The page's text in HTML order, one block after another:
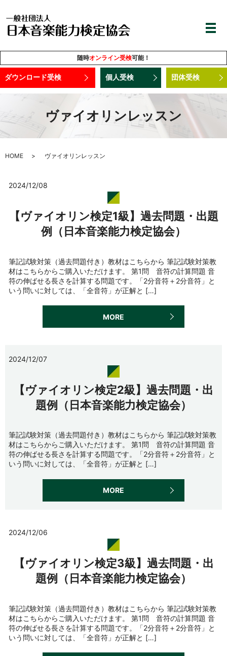
随時オンライン受検可能！
ダウンロード受検 個人受検 団体受検
ヴァイオリンレッスン
HOME ヴァイオリンレッスン
2024/12/08
【ヴァイオリン検定1級】過去問題・出題
例（日本音楽能力検定協会）
筆記試験対策（過去問題付き）教材はこちらから 筆記試験対策教
材はこちらからご購入いただけます。 第1問 音符の計算問題 音
符の伸ばせる長さを計算する問題です。「2分音符＋2分音符」と
いう問いに対しては、「全音符」が正解と […]
MORE
2024/12/07
【ヴァイオリン検定2級】過去問題・出
題例（日本音楽能力検定協会）
筆記試験対策（過去問題付き）教材はこちらから 筆記試験対策教
材はこちらからご購入いただけます。 第1問 音符の計算問題 音
符の伸ばせる長さを計算する問題です。「2分音符＋2分音符」と
いう問いに対しては、「全音符」が正解と […]
MORE
2024/12/06
【ヴァイオリン検定3級】過去問題・出
題例（日本音楽能力検定協会）
筆記試験対策（過去問題付き）教材はこちらから 筆記試験対策教
材はこちらからご購入いただけます。 第1問 音符の計算問題 音
符の伸ばせる長さを計算する問題です。「2分音符＋2分音符」と
いう問いに対しては、「全音符」が正解と […]